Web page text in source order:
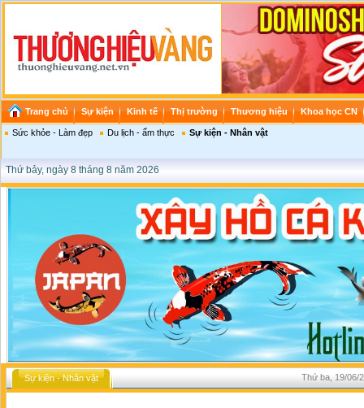
Trang chủ Sự kiện Kinh tế Thị trường Thương hiệu Khoa học CN
Sức khỏe - Làm đẹp Du lịch - ẩm thực Sự kiện - Nhân vật
Thứ bảy, ngày 8 tháng 8 năm 2026
Sự kiện - Nhân vật Thứ ba, 19/06/